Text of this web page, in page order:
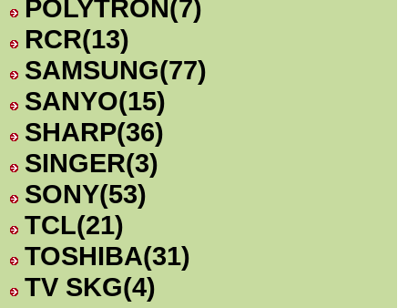
POLYTRON(7)
RCR(13)
SAMSUNG(77)
SANYO(15)
SHARP(36)
SINGER(3)
SONY(53)
TCL(21)
TOSHIBA(31)
TV SKG(4)